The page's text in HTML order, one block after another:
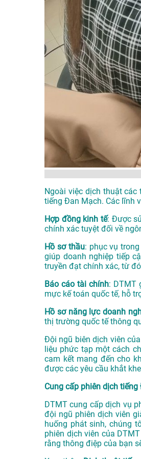
Ngoài việc dịch thuật
tiếng Đan Mạch. Các lĩnh
Hợp đồng kinh tế: Được
chính xác tuyệt đối về
Hồ sơ thầu: phục vụ
giúp doanh nghiệp tiếp
truyền đạt chính xác, từ
Báo cáo tài chính: DTMT
mực kế toán quốc tế, hỗ
Hồ sơ năng lực doanh
thị trường quốc tế thông
Đội ngũ biên dịch viên
liệu phức tạp một cách
cam kết mang đến cho
được các yêu cầu khắt
Cung cấp phiên dịch
DTMT cung cấp dịch vụ
đội ngũ phiên dịch viên
huống phát sinh, chúng
phiên dịch viên của
rằng thông điệp của bạn